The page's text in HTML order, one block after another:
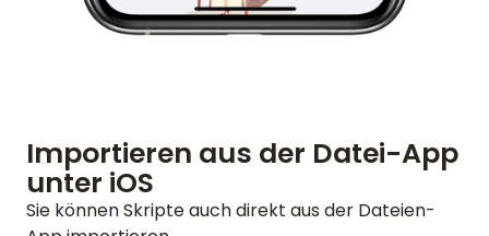
Importieren aus der Datei-App
unter iOS
Sie können Skripte auch direkt aus der Dateien-